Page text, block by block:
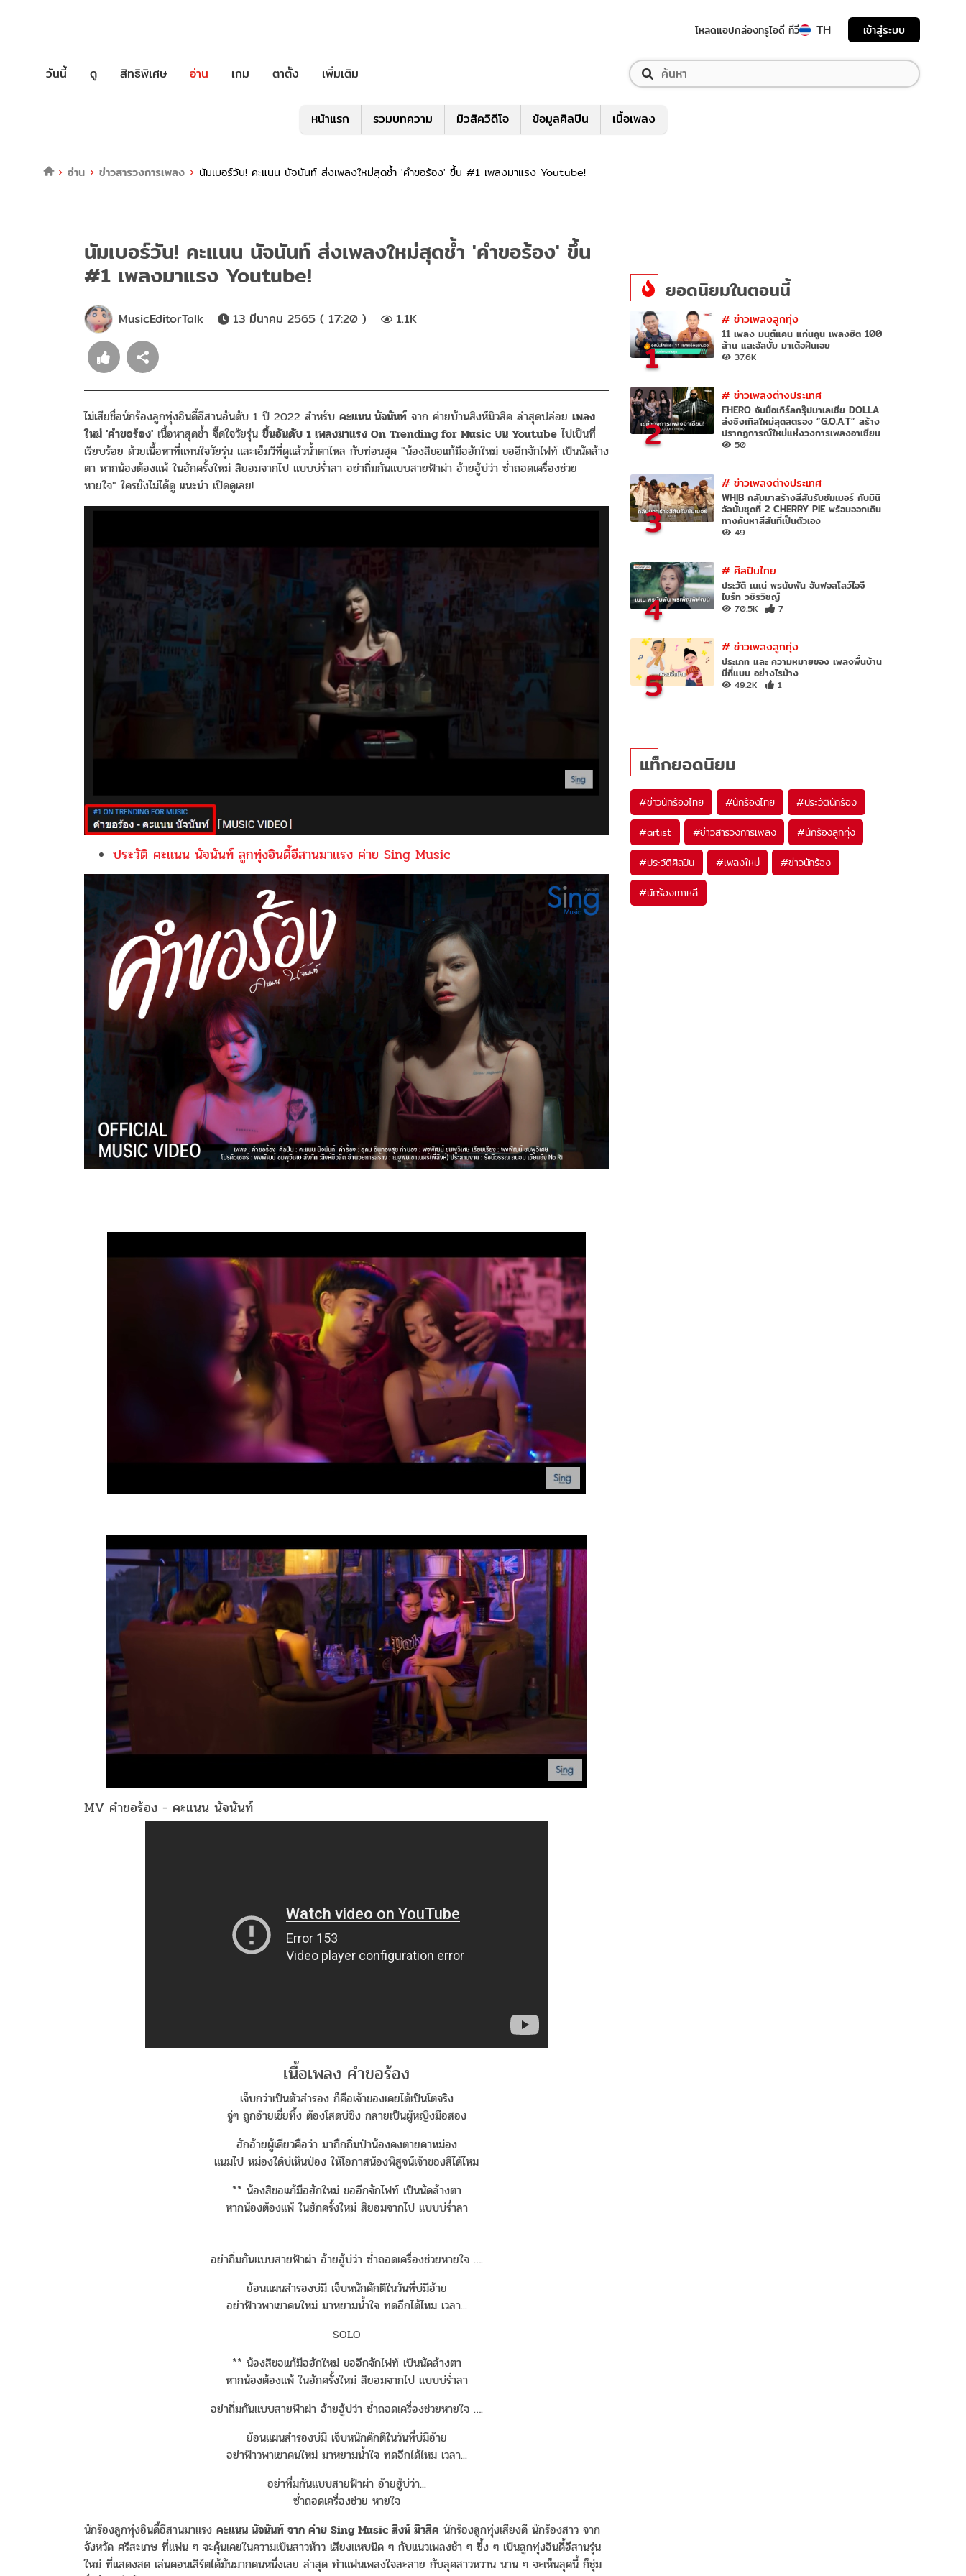
โหลดแอปกล่องทรูไอดี ทีวี TH เข้าสู่ระบบ
วันนี้ ดู สิทธิพิเศษ อ่าน เกม ตาตั้ง เพิ่มเติม
หน้าแรก รวมบทความ มิวสิควิดีโอ ข้อมูลศิลปิน เนื้อเพลง
อ่าน ข่าวสารวงการเพลง นัมเบอร์วัน! คะแนน นัจนันท์ ส่งเพลงใหม่สุดช้ำ 'คำขอร้อง' ขึ้น #1 เพลงมาแรง Youtube!
นัมเบอร์วัน! คะแนน นัจนันท์ ส่งเพลงใหม่สุดช้ำ 'คำขอร้อง' ขึ้น
#1 เพลงมาแรง Youtube!
MusicEditorTalk 13 มีนาคม 2565 ( 17:20 ) 1.1K
ไม่เสียชื่อนักร้องลูกทุ่งอินดี้อีสานอันดับ 1 ปี 2022 สำหรับ คะแนน นัจนันท์ จาก ค่ายบ้านสิงห์มิวสิค ล่าสุดปล่อย เพลง
ใหม่ 'คำขอร้อง' เนื้อหาสุดช้ำ จี๊ดใจวัยรุ่น ขึ้นอันดับ 1 เพลงมาแรง On Trending for Music บน Youtube ไปเป็นที่
เรียบร้อย ด้วยเนื้อหาที่แทนใจวัยรุ่น และเอ็มวีที่ดูแล้วน้ำตาไหล กับท่อนฮุค "น้องสิขอแก้มือฮักใหม่ ขออีกจักไฟท์ เป็นนัดล้าง
ตา หากน้องต้องแพ้ ในฮักครั้งใหม่ สิยอมจากไป แบบบ่ร่ำลา อย่าถิ่มกันแบบสายฟ้าผ่า อ้ายฮู้บ่ว่า ซ่ำถอดเครื่องช่วย
หายใจ" ใครยังไม่ได้ดู แนะนำ เปิดดูเลย!
ประวัติ คะแนน นัจนันท์ ลูกทุ่งอินดี้อีสานมาแรง ค่าย Sing Music
MV คำขอร้อง - คะแนน นัจนันท์
เนื้อเพลง คำขอร้อง
เจ็บกว่าเป็นตัวสำรอง ก็คือเจ้าของเคยได้เป็นโตจริง
จู่ๆ ถูกอ้ายเขี่ยทิ้ง ต้องโสดบ่ซิง กลายเป็นผู้หญิงมือสอง
ฮักอ้ายผู้เดียวคือว่า มาถืกถิ่มป๋าน้องคงตายคาหม่อง
แนมไป หม่องใด๋บ่เห็นป่อง ให้โอกาสน้องพิสูจน์เจ้าของสิได้ไหม
** น้องสิขอแก้มือฮักใหม่ ขออีกจักไฟท์ เป็นนัดล้างตา
หากน้องต้องแพ้ ในฮักครั้งใหม่ สิยอมจากไป แบบบ่ร่ำลา
อย่าถิ่มกันแบบสายฟ้าผ่า อ้ายฮู้บ่ว่า ซ่ำถอดเครื่องช่วยหายใจ ….
ย้อนแผนสำรองบ่มี เจ็บหนักคักติในวันที่บ่มีอ้าย
อย่าฟ้าวพาเขาคนใหม่ มาหยามน้ำใจ ทดอีกได้ไหม เวลา...
SOLO
** น้องสิขอแก้มือฮักใหม่ ขออีกจักไฟท์ เป็นนัดล้างตา
หากน้องต้องแพ้ ในฮักครั้งใหม่ สิยอมจากไป แบบบ่ร่ำลา
อย่าถิ่มกันแบบสายฟ้าผ่า อ้ายฮู้บ่ว่า ซ่ำถอดเครื่องช่วยหายใจ ….
ย้อนแผนสำรองบ่มี เจ็บหนักคักติในวันที่บ่มีอ้าย
อย่าฟ้าวพาเขาคนใหม่ มาหยามน้ำใจ ทดอีกได้ไหม เวลา...
อย่าทื่มกันแบบสายฟ้าผ่า อ้ายฮู้บ่ว่า...
ซ่ำถอดเครื่องช่วย หายใจ
นักร้องลูกทุ่งอินดี้อีสานมาแรง คะแนน นัจนันท์ จาก ค่าย Sing Music สิงห์ มิวสิค นักร้องลูกทุ่งเสียงดี นักร้องสาว จาก
จังหวัด ศรีสะเกษ ที่แฟน ๆ จะคุ้นเคยในความเป็นสาวห้าว เสียงแหบนิด ๆ กับแนวเพลงช้า ๆ ซึ้ง ๆ เป็นลูกทุ่งอินดี้อีสานรุ่น
ใหม่ ที่แสดงสด เล่นคอนเสิร์ตได้มันมากคนหนึ่งเลย ล่าสุด ทำแฟนเพลงใจละลาย กับลุคสาวหวาน นาน ๆ จะเห็นลุคนี้ ก็ชุ่ม
ยอดนิยมในตอนนี้
1
# ข่าวเพลงลูกทุ่ง
11 เพลง มนต์แคน แก่นคูน เพลงฮิต 100
ล้าน และอัลบั้ม มาเด้อฝันเอย
37.6K
2
# ข่าวเพลงต่างประเทศ
F.HERO จับมือเกิร์ลกรุ๊ปมาเลเซีย DOLLA
ส่งซิงเกิลใหม่สุดสตรอง “G.O.A.T” สร้าง
ปรากฏการณ์ใหม่แห่งวงการเพลงอาเซียน
50
3
# ข่าวเพลงต่างประเทศ
WHIB กลับมาสร้างสีสันรับซัมเมอร์ กับมินิ
อัลบั้มชุดที่ 2 CHERRY PIE พร้อมออกเดิน
ทางค้นหาสีสันที่เป็นตัวเอง
49
4
# ศิลปินไทย
ประวัติ เนเน่ พรนับพัน อันฟอลโลว์ไอจี
ไบร์ท วชิรวิชญ์
70.5K 7
5
# ข่าวเพลงลูกทุ่ง
ประเภท และ ความหมายของ เพลงพื้นบ้าน
มีกี่แบบ อย่างไรบ้าง
49.2K 1
แท็กยอดนิยม
#ข่าวนักร้องไทย #นักร้องไทย #ประวัตินักร้อง
#artist #ข่าวสารวงการเพลง #นักร้องลูกทุ่ง
#ประวัติศิลปิน #เพลงใหม่ #ข่าวนักร้อง
#นักร้องเกาหลี